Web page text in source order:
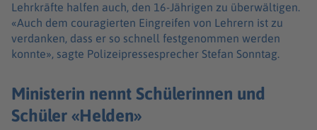
Lehrkräfte halfen auch, den 16-Jährigen zu überwältigen.
«Auch dem couragierten Eingreifen von Lehrern ist zu
verdanken, dass er so schnell festgenommen werden
konnte», sagte Polizeipressesprecher Stefan Sonntag.
Ministerin nennt Schülerinnen und
Schüler «Helden»